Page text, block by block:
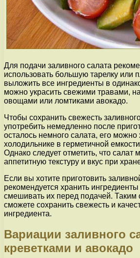
Для подачи заливного салата
использовать большую тарелку или
выложить все ингредиенты в
можно украсить свежими травами,
овощами или ломтиками авокадо.
Чтобы сохранить свежесть
употребить немедленно после
осталось немного салата, его можно
холодильнике в герметичной
Однако следует отметить, что салат
аппетитную текстуру и вкус при
Если вы хотите приготовить
рекомендуется хранить ингредиенты
смешивать их перед подачей. Таким
сможете сохранить свежесть и
ингредиента.
Вариации заливного
креветками и авокадо